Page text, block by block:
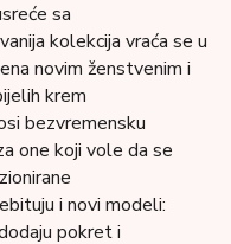
sa
kolekcija vraća se u
novim ženstvenim i
krem
bezvremensku
one koji vole da se
i novi modeli:
pokret i